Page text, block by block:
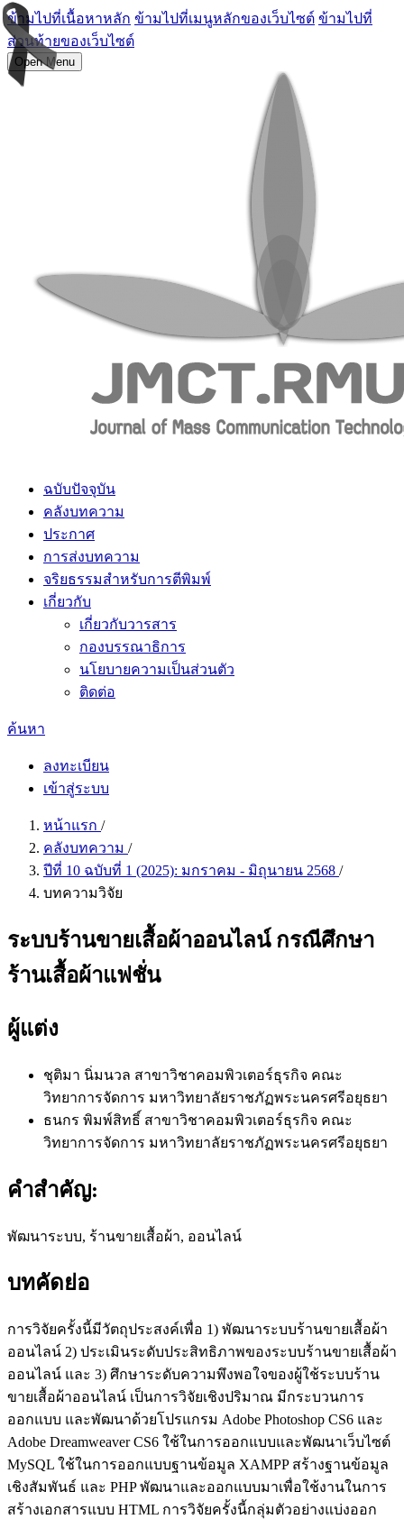
ข้ามไปที่เนื้อหาหลัก ข้ามไปที่เมนูหลักของเว็บไซต์ ข้ามไปที่
ส่วนท้ายของเว็บไซต์
Open Menu
ฉบับปัจจุบัน
คลังบทความ
ประกาศ
การส่งบทความ
จริยธรรมสำหรับการตีพิมพ์
เกี่ยวกับ
เกี่ยวกับวารสาร
กองบรรณาธิการ
นโยบายความเป็นส่วนตัว
ติดต่อ
ค้นหา
ลงทะเบียน
เข้าสู่ระบบ
หน้าแรก /
คลังบทความ /
ปีที่ 10 ฉบับที่ 1 (2025): มกราคม - มิถุนายน 2568 /
บทความวิจัย
ระบบร้านขายเสื้อผ้าออนไลน์ กรณีศึกษา
ร้านเสื้อผ้าแฟชั่น
ผู้แต่ง
ชุติมา นิ่มนวล สาขาวิชาคอมพิวเตอร์ธุรกิจ คณะ
วิทยาการจัดการ มหาวิทยาลัยราชภัฏพระนครศรีอยุธยา
ธนกร พิมพ์สิทธิ์ สาขาวิชาคอมพิวเตอร์ธุรกิจ คณะ
วิทยาการจัดการ มหาวิทยาลัยราชภัฏพระนครศรีอยุธยา
คำสำคัญ:
พัฒนาระบบ, ร้านขายเสื้อผ้า, ออนไลน์
บทคัดย่อ
การวิจัยครั้งนี้มีวัตถุประสงค์เพื่อ 1) พัฒนาระบบร้านขายเสื้อผ้า
ออนไลน์ 2) ประเมินระดับประสิทธิภาพของระบบร้านขายเสื้อผ้า
ออนไลน์ และ 3) ศึกษาระดับความพึงพอใจของผู้ใช้ระบบร้าน
ขายเสื้อผ้าออนไลน์ เป็นการวิจัยเชิงปริมาณ มีกระบวนการ
ออกแบบ และพัฒนาด้วยโปรแกรม Adobe Photoshop CS6 และ
Adobe Dreamweaver CS6 ใช้ในการออกแบบและพัฒนาเว็บไซต์
MySQL ใช้ในการออกแบบฐานข้อมูล XAMPP สร้างฐานข้อมูล
เชิงสัมพันธ์ และ PHP พัฒนาและออกแบบมาเพื่อใช้งานในการ
สร้างเอกสารแบบ HTML การวิจัยครั้งนี้กลุ่มตัวอย่างแบ่งออก